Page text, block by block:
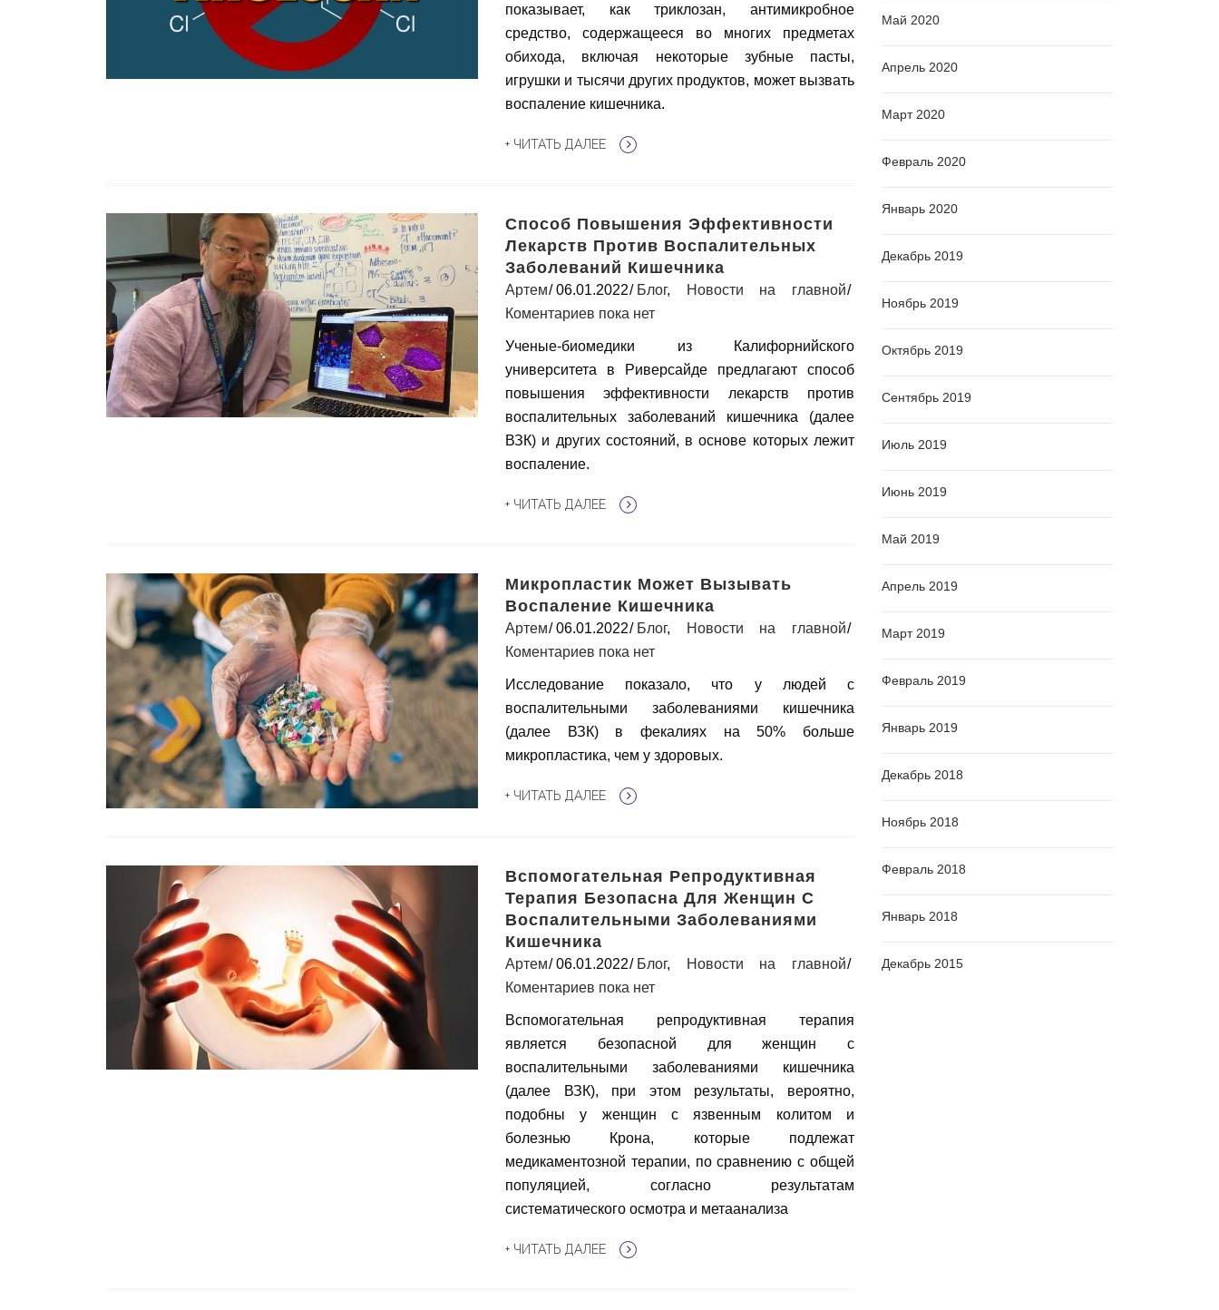
показывает, как триклозан, антимикробное
средство, содержащееся во многих предметах
обихода, включая некоторые зубные пасты,
игрушки и тысячи других продуктов, может вызвать
воспаление кишечника.
+ ЧИТАТЬ ДАЛЕЕ
Cпособ Повышения Эффективности
Лекарств Против Воспалительных
Заболеваний Кишечника
Артем 06.01.2022 Блог,
Новости на главной
Коментариев пока нет
Ученые-биомедики из Калифорнийского
университета в Риверсайде предлагают способ
повышения эффективности лекарств против
воспалительных заболеваний кишечника (далее
ВЗК) и других состояний, в основе которых лежит
воспаление.
+ ЧИТАТЬ ДАЛЕЕ
Микропластик Может Вызывать
Воспаление Кишечника
Артем 06.01.2022 Блог,
Новости на главной
Коментариев пока нет
Исследование показало, что у людей с
воспалительными заболеваниями кишечника
(далее ВЗК) в фекалиях на 50% больше
микропластика, чем у здоровых.
+ ЧИТАТЬ ДАЛЕЕ
Вспомогательная Репродуктивная
Терапия Безопасна Для Женщин С
Воспалительными Заболеваниями
Кишечника
Артем 06.01.2022 Блог,
Новости на главной
Коментариев пока нет
Вспомогательная репродуктивная терапия
является безопасной для женщин с
воспалительными заболеваниями кишечника
(далее ВЗК), при этом результаты, вероятно,
подобны у женщин с язвенным колитом и
болезнью Крона, которые подлежат
медикаментозной терапии, по сравнению с общей
популяцией, согласно результатам
систематического осмотра и метаанализа
+ ЧИТАТЬ ДАЛЕЕ
Май 2020
Апрель 2020
Март 2020
Февраль 2020
Январь 2020
Декабрь 2019
Ноябрь 2019
Октябрь 2019
Сентябрь 2019
Июль 2019
Июнь 2019
Май 2019
Апрель 2019
Март 2019
Февраль 2019
Январь 2019
Декабрь 2018
Ноябрь 2018
Февраль 2018
Январь 2018
Декабрь 2015